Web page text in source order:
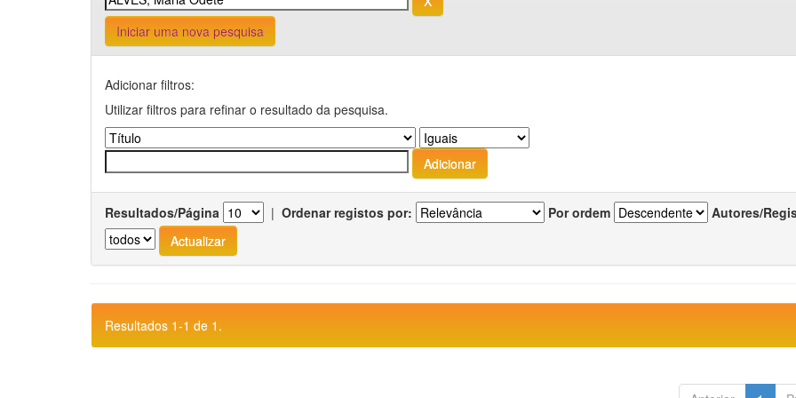
Iniciar uma nova pesquisa
Adicionar filtros:
Utilizar filtros para refinar o resultado da pesquisa.
Resultados/Página | Ordenar registos por: Por ordem Autores/
Resultados 1-1 de 1.